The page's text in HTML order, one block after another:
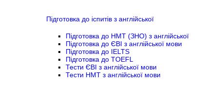
Підготовка до іспитів з англійської
Підготовка до НМТ (ЗНО) з англійської
Підготовка до ЄВІ з англійської мови
Підготовка до IELTS
Підготовка до TOEFL
Тести ЄВІ з англійської мови
Тести НМТ з англійської мови